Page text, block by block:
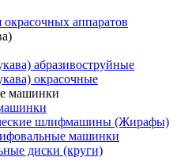
аппаратов
абразивоструйные
окрасочные
шлифмашины (Жирафы)
машинки
диски (круги)